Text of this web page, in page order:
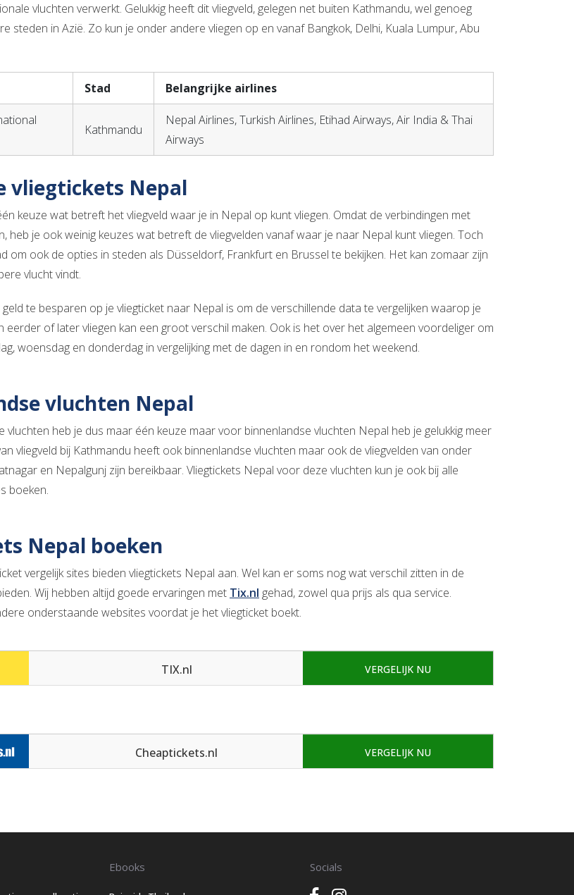
vluchten verwerkt. Gelukkig heeft dit vliegveld, gelegen net buiten Kathmandu, wel genoeg
steden in Azië. Zo kun je onder andere vliegen op en vanaf Bangkok, Delhi, Kuala Lumpur, Abu
Stad Belangrijke airlines
Kathmandu
Nepal Airlines, Turkish Airlines, Etihad Airways, Air India & Thai
Airways
vliegtickets Nepal
keuze wat betreft het vliegveld waar je in Nepal op kunt vliegen. Omdat de verbindingen met
heb je ook weinig keuzes wat betreft de vliegvelden vanaf waar je naar Nepal kunt vliegen. Toch
om ook de opties in steden als Düsseldorf, Frankfurt en Brussel te bekijken. Het kan zomaar zijn
vlucht vindt.
te besparen op je vliegticket naar Nepal is om de verschillende data te vergelijken waarop je
eerder of later vliegen kan een groot verschil maken. Ook is het over het algemeen voordeliger om
woensdag en donderdag in vergelijking met de dagen in en rondom het weekend.
vluchten Nepal
vluchten heb je dus maar één keuze maar voor binnenlandse vluchten Nepal heb je gelukkig meer
vliegveld bij Kathmandu heeft ook binnenlandse vluchten maar ook de vliegvelden van onder
en Nepalgunj zijn bereikbaar. Vliegtickets Nepal voor deze vluchten kun je ook bij alle
boeken.
Nepal boeken
vergelijk sites bieden vliegtickets Nepal aan. Wel kan er soms nog wat verschil zitten in de
Wij hebben altijd goede ervaringen met Tix.nl gehad, zowel qua prijs als qua service.
onderstaande websites voordat je het vliegticket boekt.
TIX.nl VERGELIJK NU
Cheaptickets.nl VERGELIJK NU
Ebooks Socials